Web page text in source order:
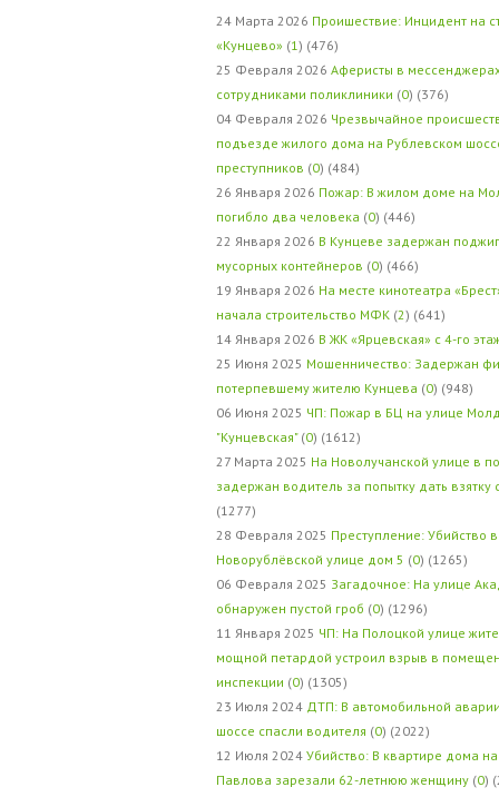
24 Марта 2026 Проишествие: Инцидент на
«Кунцево» (1 ) (476)
25 Февраля 2026 Аферисты в
сотрудниками поликлиники (0) (376)
04 Февраля 2026 Чрезвычайное
подъезде жилого дома на Рублевском
преступников (0) (484)
26 Января 2026 Пожар: В жилом доме на
погибло два человека (0) (446)
22 Января 2026 В Кунцеве задержан
мусорных контейнеров (0) (466)
19 Января 2026 На месте кинотеатра
начала строительство МФК (2) (641)
14 Января 2026 В ЖК «Ярцевская» с 4-го
25 Июня 2025 Мошенничество: Задержан
потерпевшему жителю Кунцева (0) (948)
06 Июня 2025 ЧП: Пожар в БЦ на улице
"Кунцевская" (0) (1612)
27 Марта 2025 На Новолучанской улице в
задержан водитель за попытку дать
(1277)
28 Февраля 2025 Преступление: Убийство
Новорублёвской улице дом 5 (0) (1265)
06 Февраля 2025 Загадочное: На улице
обнаружен пустой гроб (0) (1296)
11 Января 2025 ЧП: На Полоцкой улице
мощной петардой устроил взрыв в
инспекции (0) (1305)
23 Июля 2024 ДТП: В автомобильной
шоссе спасли водителя (0) (2022)
12 Июля 2024 Убийство: В квартире дома
Павлова зарезали 62-летнюю женщину (0)